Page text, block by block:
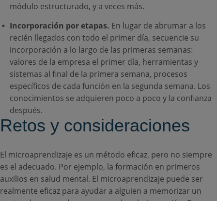
módulo estructurado, y a veces más.
Incorporación por etapas. En lugar de abrumar a los
recién llegados con todo el primer día, secuencie su
incorporación a lo largo de las primeras semanas:
valores de la empresa el primer día, herramientas y
sistemas al final de la primera semana, procesos
específicos de cada función en la segunda semana. Los
conocimientos se adquieren poco a poco y la confianza
después.
Retos y consideraciones
El microaprendizaje es un método eficaz, pero no siempre
es el adecuado. Por ejemplo, la formación en primeros
auxilios en salud mental. El microaprendizaje puede ser
realmente eficaz para ayudar a alguien a memorizar un